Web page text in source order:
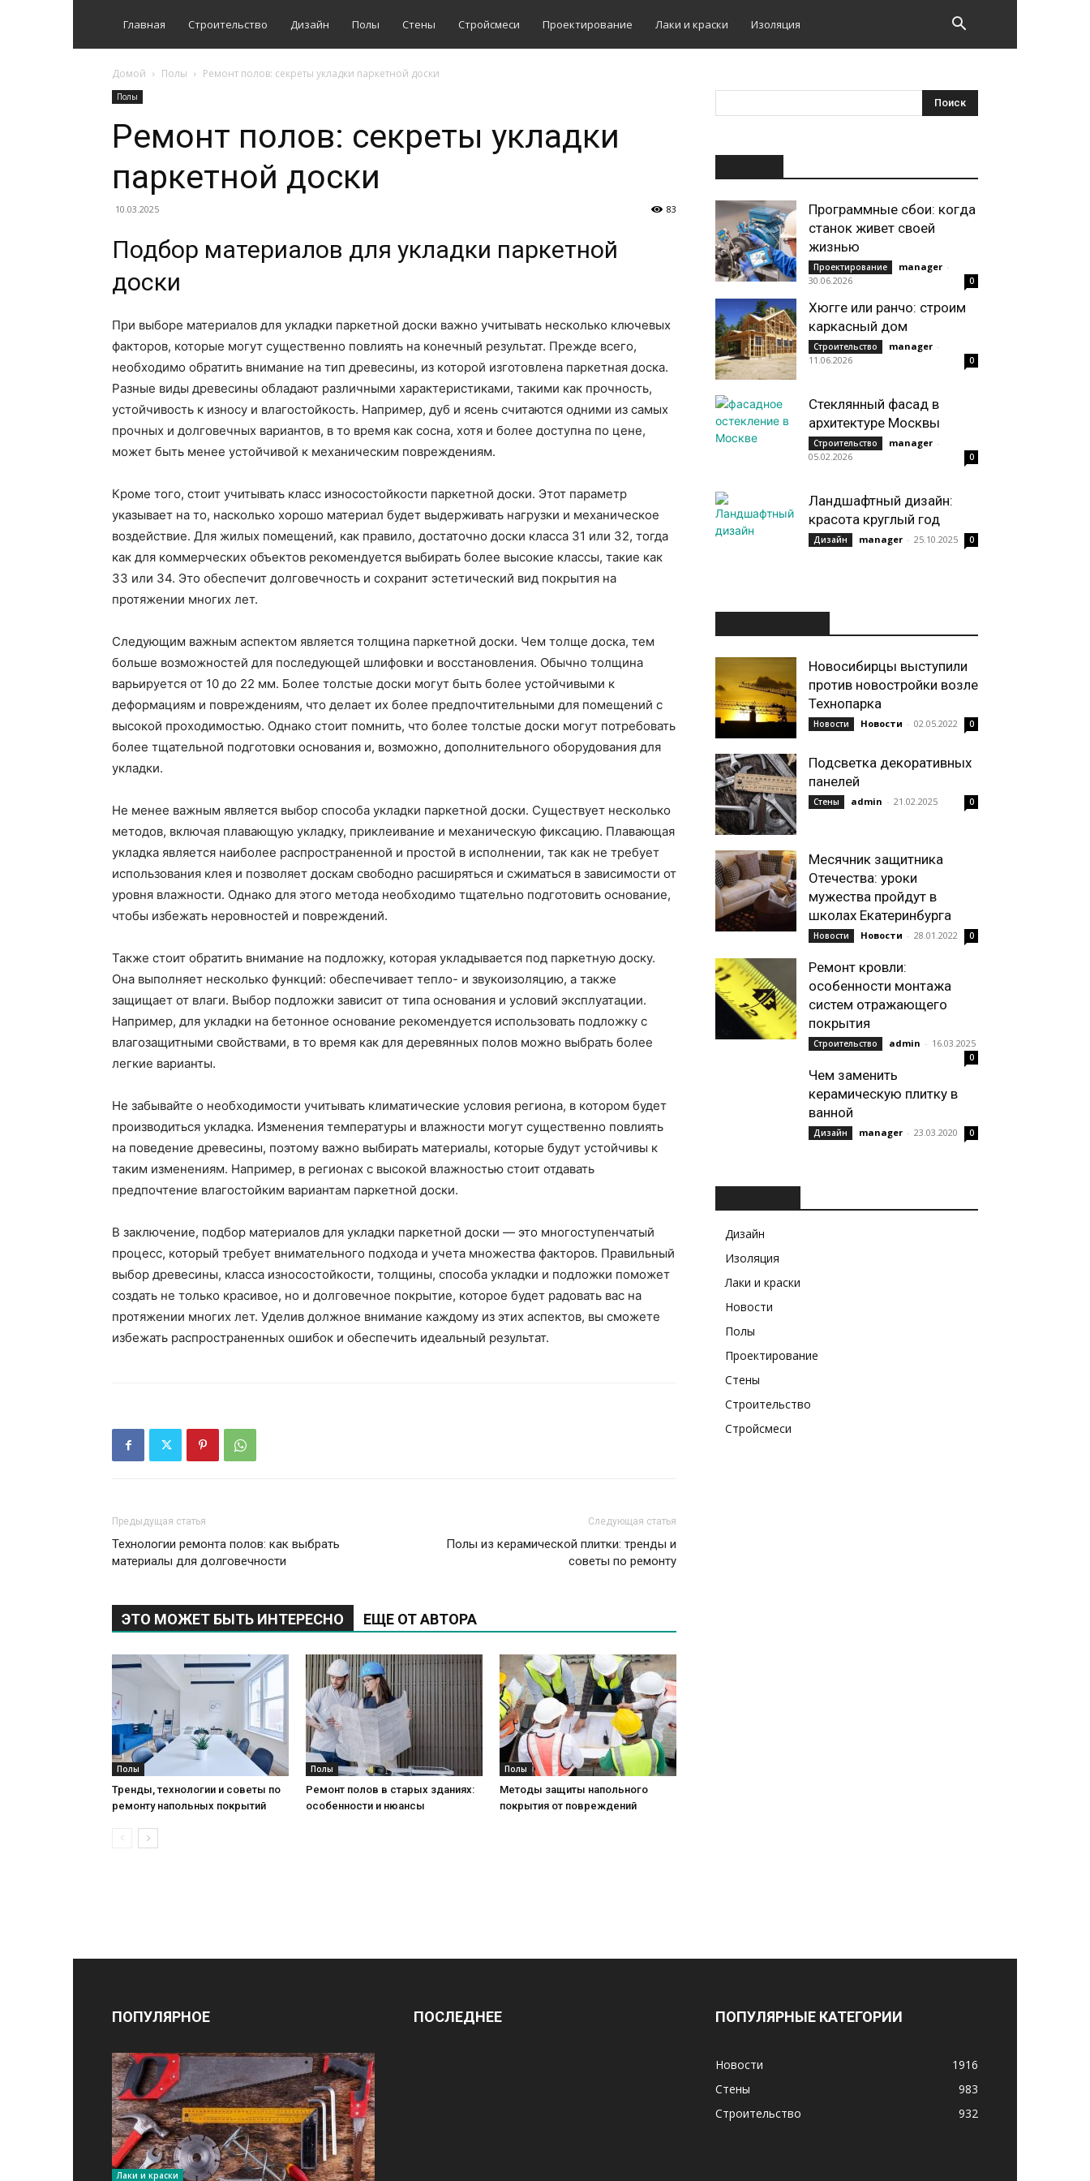
Главная Строительство Дизайн Полы Стены Стройсмеси Проектирование Лаки и краски Изоляция
Домой Полы Ремонт полов: секреты укладки паркетной доски
Полы
Ремонт полов: секреты укладки
паркетной доски
10.03.2025 83
Подбор материалов для укладки паркетной
доски
При выборе материалов для укладки паркетной доски важно учитывать несколько ключевых
факторов, которые могут существенно повлиять на конечный результат. Прежде всего,
необходимо обратить внимание на тип древесины, из которой изготовлена паркетная доска.
Разные виды древесины обладают различными характеристиками, такими как прочность,
устойчивость к износу и влагостойкость. Например, дуб и ясень считаются одними из самых
прочных и долговечных вариантов, в то время как сосна, хотя и более доступна по цене,
может быть менее устойчивой к механическим повреждениям.
Кроме того, стоит учитывать класс износостойкости паркетной доски. Этот параметр
указывает на то, насколько хорошо материал будет выдерживать нагрузки и механическое
воздействие. Для жилых помещений, как правило, достаточно доски класса 31 или 32, тогда
как для коммерческих объектов рекомендуется выбирать более высокие классы, такие как
33 или 34. Это обеспечит долговечность и сохранит эстетический вид покрытия на
протяжении многих лет.
Следующим важным аспектом является толщина паркетной доски. Чем толще доска, тем
больше возможностей для последующей шлифовки и восстановления. Обычно толщина
варьируется от 10 до 22 мм. Более толстые доски могут быть более устойчивыми к
деформациям и повреждениям, что делает их более предпочтительными для помещений с
высокой проходимостью. Однако стоит помнить, что более толстые доски могут потребовать
более тщательной подготовки основания и, возможно, дополнительного оборудования для
укладки.
Не менее важным является выбор способа укладки паркетной доски. Существует несколько
методов, включая плавающую укладку, приклеивание и механическую фиксацию. Плавающая
укладка является наиболее распространенной и простой в исполнении, так как не требует
использования клея и позволяет доскам свободно расширяться и сжиматься в зависимости от
уровня влажности. Однако для этого метода необходимо тщательно подготовить основание,
чтобы избежать неровностей и повреждений.
Также стоит обратить внимание на подложку, которая укладывается под паркетную доску.
Она выполняет несколько функций: обеспечивает тепло- и звукоизоляцию, а также
защищает от влаги. Выбор подложки зависит от типа основания и условий эксплуатации.
Например, для укладки на бетонное основание рекомендуется использовать подложку с
влагозащитными свойствами, в то время как для деревянных полов можно выбрать более
легкие варианты.
Не забывайте о необходимости учитывать климатические условия региона, в котором будет
производиться укладка. Изменения температуры и влажности могут существенно повлиять
на поведение древесины, поэтому важно выбирать материалы, которые будут устойчивы к
таким изменениям. Например, в регионах с высокой влажностью стоит отдавать
предпочтение влагостойким вариантам паркетной доски.
В заключение, подбор материалов для укладки паркетной доски — это многоступенчатый
процесс, который требует внимательного подхода и учета множества факторов. Правильный
выбор древесины, класса износостойкости, толщины, способа укладки и подложки поможет
создать не только красивое, но и долговечное покрытие, которое будет радовать вас на
протяжении многих лет. Уделив должное внимание каждому из этих аспектов, вы сможете
избежать распространенных ошибок и обеспечить идеальный результат.
Предыдущая статья
Технологии ремонта полов: как выбрать
материалы для долговечности
Следующая статья
Полы из керамической плитки: тренды и
советы по ремонту
ЭТО МОЖЕТ БЫТЬ ИНТЕРЕСНО ЕЩЕ ОТ АВТОРА
Полы
Тренды, технологии и советы по
ремонту напольных покрытий
Полы
Ремонт полов в старых зданиях:
особенности и нюансы
Полы
Методы защиты напольного
покрытия от повреждений
Программные сбои: когда
станок живет своей
жизнью
Проектирование manager -
30.06.2026
0
Хюгге или ранчо: строим
каркасный дом
Строительство manager -
11.06.2026
0
Стеклянный фасад в
архитектуре Москвы
Строительство manager -
05.02.2026
0
Ландшафтный дизайн:
красота круглый год
Дизайн manager - 25.10.2025 0
Новосибирцы выступили
против новостройки возле
Технопарка
Новости Новости - 02.05.2022 0
Подсветка декоративных
панелей
Стены admin - 21.02.2025 0
Месячник защитника
Отечества: уроки
мужества пройдут в
школах Екатеринбурга
Новости Новости - 28.01.2022 0
Ремонт кровли:
особенности монтажа
систем отражающего
покрытия
Строительство admin - 16.03.2025
0
Чем заменить
керамическую плитку в
ванной
Дизайн manager - 23.03.2020 0
Дизайн
Изоляция
Лаки и краски
Новости
Полы
Проектирование
Стены
Строительство
Стройсмеси
ПОПУЛЯРНОЕ
Лаки и краски
ПОСЛЕДНЕЕ ПОПУЛЯРНЫЕ КАТЕГОРИИ
Новости
1916
Стены
983
Строительство
932